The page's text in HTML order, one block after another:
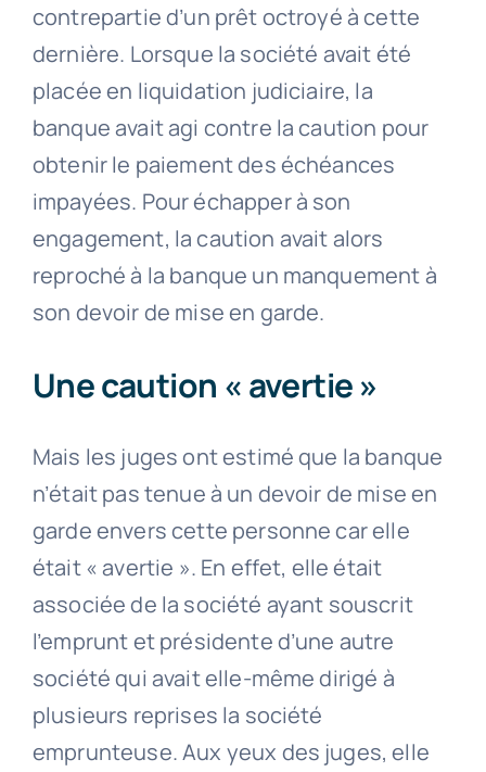
contrepartie d’un prêt octroyé à cette
dernière. Lorsque la société avait été
placée en liquidation judiciaire, la
banque avait agi contre la caution pour
obtenir le paiement des échéances
impayées. Pour échapper à son
engagement, la caution avait alors
reproché à la banque un manquement à
son devoir de mise en garde.
Une caution « avertie »
Mais les juges ont estimé que la banque
n’était pas tenue à un devoir de mise en
garde envers cette personne car elle
était « avertie ». En effet, elle était
associée de la société ayant souscrit
l’emprunt et présidente d’une autre
société qui avait elle-même dirigé à
plusieurs reprises la société
emprunteuse. Aux yeux des juges, elle